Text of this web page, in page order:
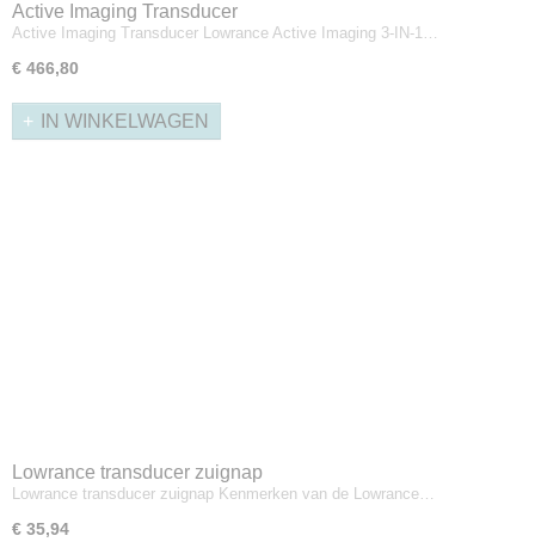
Active Imaging Transducer
Active Imaging Transducer Lowrance Active Imaging 3-IN-1…
€ 466,80
IN WINKELWAGEN
Lowrance transducer zuignap
Lowrance transducer zuignap Kenmerken van de Lowrance…
€ 35,94